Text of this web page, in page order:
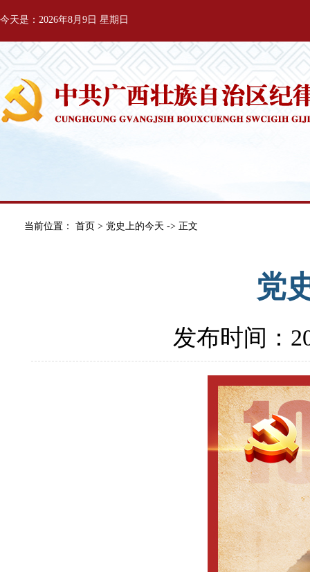
今天是：2026年8月9日 星期日
当前位置： 首页 > 党史上的今天 -> 正文
党
发布时间：